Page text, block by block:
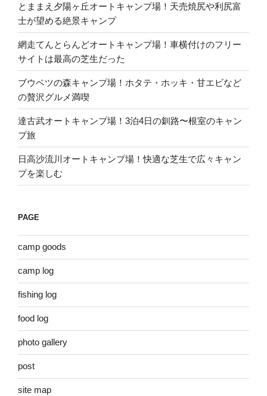
とままえ夕陽ヶ丘オートキャンプ場！天売焼尻や利尻富
士が望める絶景キャンプ
網走てんとらんどオートキャンプ場！車横付けのフリー
サイトは最高の芝生だった
ブウベツの森キャンプ場！ホタテ・ホッキ・甘エビなど
の贅沢グルメ満喫
達古武オートキャンプ場！3泊4日の釧路〜根室のキャン
プ旅
日高沙流川オートキャンプ場！快適な芝生で広々キャン
プを楽しむ
PAGE
camp goods
camp log
fishing log
food log
photo gallery
post
site map